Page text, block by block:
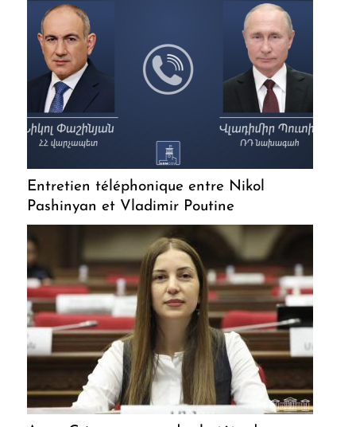
Entretien téléphonique entre Nikol
Pashinyan et Vladimir Poutine